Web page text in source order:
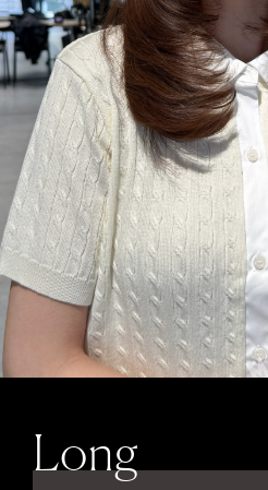
Long